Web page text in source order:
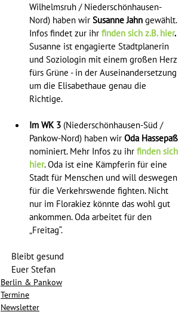
Wilhelmsruh / Niederschönhausen-
Nord) haben wir Susanne Jahn gewählt.
Infos findet zur ihr finden sich z.B. hier.
Susanne ist engagierte Stadtplanerin
und Soziologin mit einem großen Herz
fürs Grüne - in der Auseinandersetzung
um die Elisabethaue genau die
Richtige.
Im WK 3 (Niederschönhausen-Süd /
Pankow-Nord) haben wir Oda Hassepaß
nominiert. Mehr Infos zu ihr finden sich
hier. Oda ist eine Kämpferin für eine
Stadt für Menschen und will deswegen
für die Verkehrswende fighten. Nicht
nur im Florakiez könnte das wohl gut
ankommen. Oda arbeitet für den
„Freitag“.
Bleibt gesund
Euer Stefan
Berlin & Pankow
Termine
Newsletter